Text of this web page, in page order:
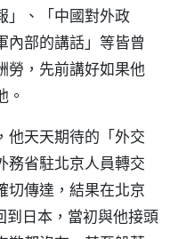
」、「中國對外政
內部的講話」等皆曾
勞，先前講好如果他
。
他天天期待的「外交
務省駐北京人員轉交
切傳達，結果在北京
日本，當初與他接頭